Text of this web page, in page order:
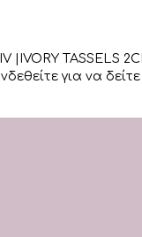
|IVORY TASSELS
για να δείτε